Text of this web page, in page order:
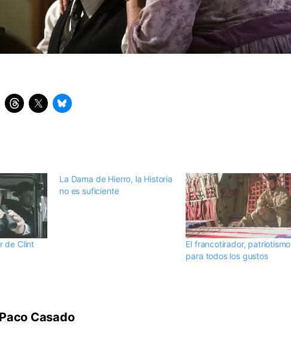
de Clint
La Dama de Hierro, la Historia
no es suficiente
El francotirador, patriotismo
para todos los gustos
Paco Casado